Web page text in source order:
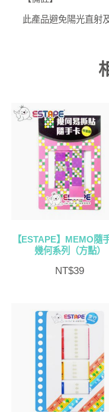
此產品避免陽光直射
【ESTAPE】MEMO隨
幾何系列（方點）
NT$39